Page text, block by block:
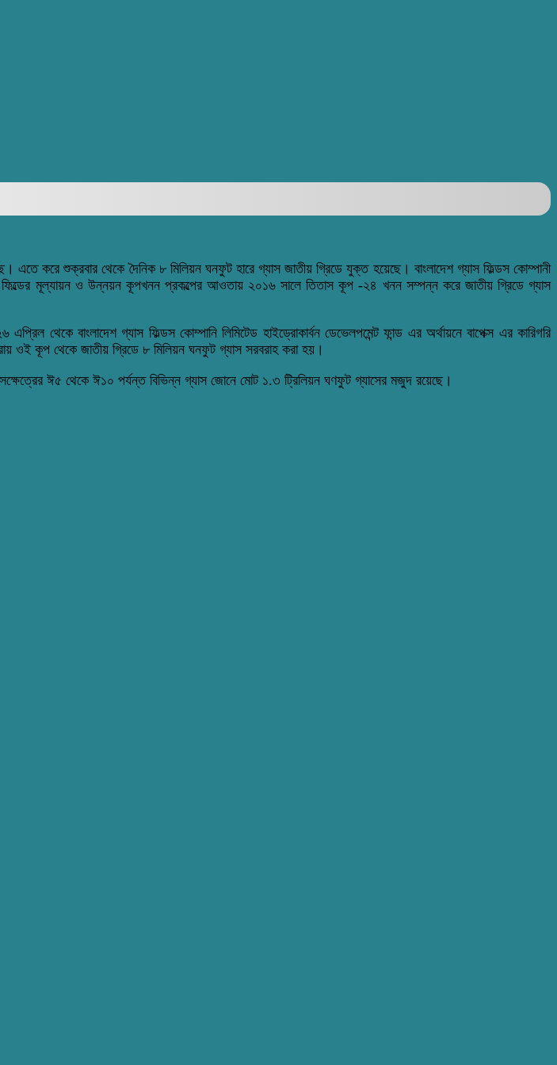
এতে করে শুক্রবার থেকে দৈনিক ৮ মিলিয়ন ঘনফুট হারে গ্যাস জাতীয় গ্রিডে যুক্ত হয়েছে। বাংলাদেশ গ্যাস ফিল্ডস কোম্পানী
ফিল্ডের মূল্যায়ন ও উন্নয়ন কূপখনন প্রকল্পের আওতায় ২০১৬ সালে তিতাস কূপ -২৪ খনন সম্পন্ন করে জাতীয় গ্রিডে গ্যাস
থেকে বাংলাদেশ গ্যাস ফিল্ডস কোম্পানি লিমিটেড হাইড্রোকার্বন ডেভেলপমেন্ট ফান্ড এর অর্থায়নে বাপেক্স এর কারিগরি
ওই কূপ থেকে জাতীয় গ্রিডে ৮ মিলিয়ন ঘনফুট গ্যাস সরবরাহ করা হয়।
ঈ৫ থেকে ঈ১০ পর্যন্ত বিভিন্ন গ্যাস জোনে মোট ১.৩ ট্রিলিয়ন ঘণফুট গ্যাসের মজুদ রয়েছে।